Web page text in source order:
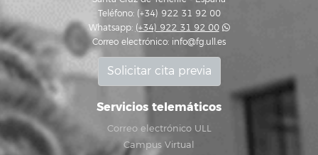
Teléfono: (+34) 922 31 92 00
Whatsapp: (+34) 922 31 92 00
Correo electrónico: info@fg.ull.es
Solicitar cita previa
Servicios telemáticos
Correo electrónico ULL
Campus Virtual